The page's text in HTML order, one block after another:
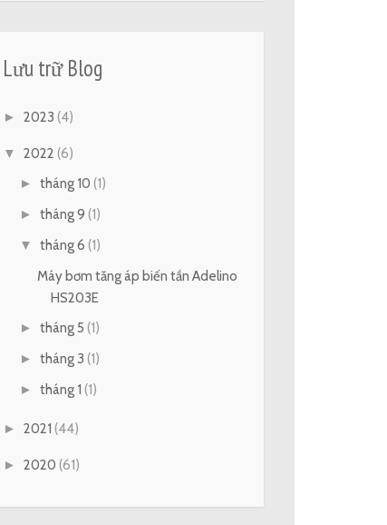
Lưu trữ Blog
► 2023 (4)
▼ 2022 (6)
► tháng 10 (1)
► tháng 9 (1)
▼ tháng 6 (1)
Máy bơm tăng áp biến tần Adelino
HS203E
► tháng 5 (1)
► tháng 3 (1)
► tháng 1 (1)
► 2021 (44)
► 2020 (61)